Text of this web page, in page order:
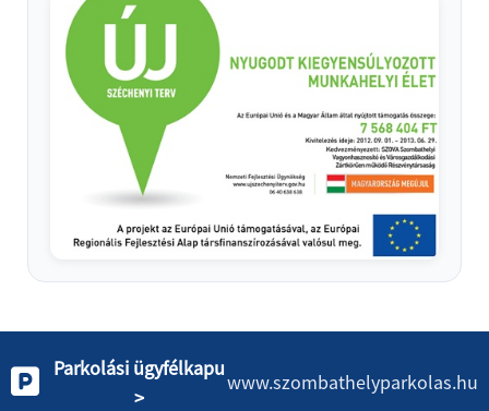
Parkolási ügyfélkapu
>
www.szombathelyparkolas.hu